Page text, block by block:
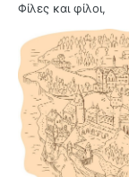
Φίλες και φίλοι,